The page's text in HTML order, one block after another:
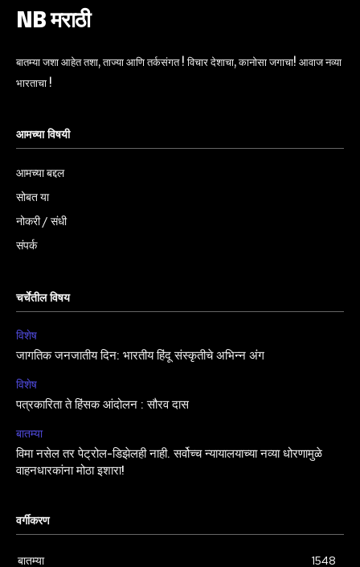
NB मराठी
बातम्या जशा आहेत तशा, ताज्या आणि तर्कसंगत ! विचार देशाचा, कानोसा जगाचा! आवाज नव्या
भारताचा !
आमच्या विषयी
आमच्या बद्दल
सोबत या
नोकरी / संधी
संपर्क
चर्चेतील विषय
विशेष
जागतिक जनजातीय दिन: भारतीय हिंदू संस्कृतीचे अभिन्न अंग
विशेष
पत्रकारिता ते हिंसक आंदोलन : सौरव दास
बातम्या
विमा नसेल तर पेट्रोल-डिझेलही नाही. सर्वोच्च न्यायालयाच्या नव्या धोरणामुळे
वाहनधारकांना मोठा इशारा!
वर्गीकरण
बातम्या 1548